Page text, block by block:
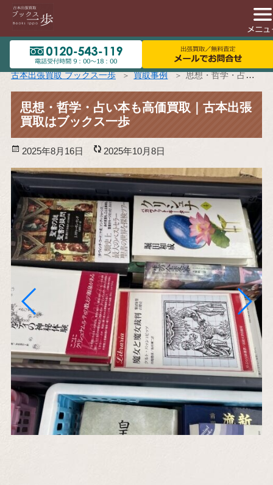
古本出張買取 ブックス一歩 買取事例 思想・哲学・占い本も高価買取｜古本出張買取はブックス一歩
思想・哲学・占い本も高価買取｜古本出張
買取はブックス一歩
投
稿
日:
2025年8月16日
更
新
日:
2025年10月8日